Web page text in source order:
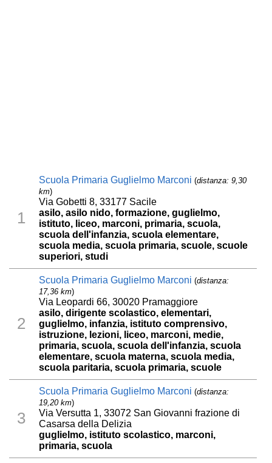
1
Scuola Primaria Guglielmo Marconi (distanza: 9,30
km)
Via Gobetti 8, 33177 Sacile
asilo, asilo nido, formazione, guglielmo,
istituto, liceo, marconi, primaria, scuola,
scuola dell'infanzia, scuola elementare,
scuola media, scuola primaria, scuole, scuole
superiori, studi
2
Scuola Primaria Guglielmo Marconi (distanza:
17,36 km)
Via Leopardi 66, 30020 Pramaggiore
asilo, dirigente scolastico, elementari,
guglielmo, infanzia, istituto comprensivo,
istruzione, lezioni, liceo, marconi, medie,
primaria, scuola, scuola dell'infanzia, scuola
elementare, scuola materna, scuola media,
scuola paritaria, scuola primaria, scuole
3
Scuola Primaria Guglielmo Marconi (distanza:
19,20 km)
Via Versutta 1, 33072 San Giovanni frazione di
Casarsa della Delizia
guglielmo, istituto scolastico, marconi,
primaria, scuola